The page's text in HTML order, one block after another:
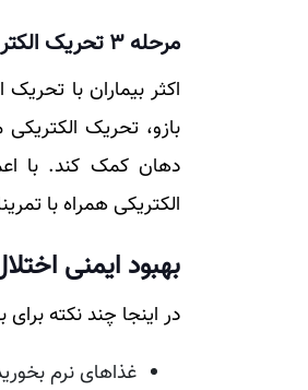
مرحله 3 تحریک الکتریکی را در نظر بگیرید
اکثر بیماران با
بازو، تحریک
دهان کمک کند. با
الکتریکی همراه با
بهبود ایمنی
در اینجا چند نکته
غذاهای نرم